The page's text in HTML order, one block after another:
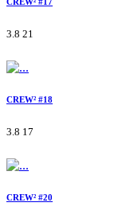
3.8 21
CREW² #18
3.8 17
CREW² #20